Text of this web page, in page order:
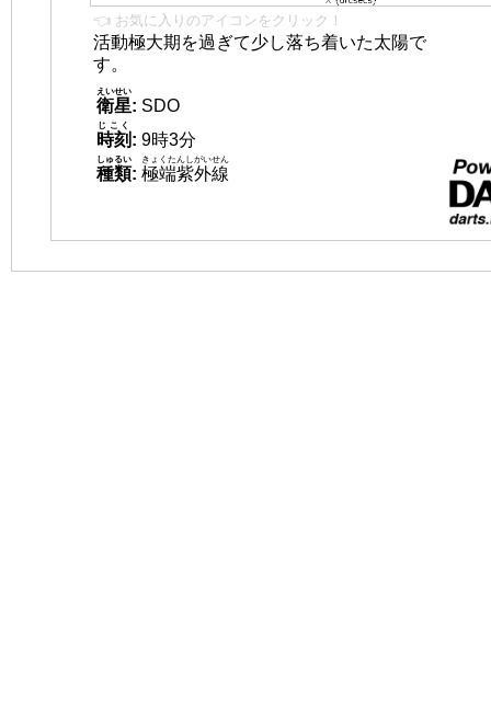
👈 お気に入りのアイコンをクリック！
活動極大期を過ぎて少し落ち着いた太陽で
す。
衛星
えいせい
: SDO
時刻
じこく
: 9時3分
種類
しゅるい
: 極端紫外線
きょくたんしがいせん